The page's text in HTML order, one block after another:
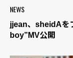
NEWS
jjean、sheidAを
boy”MV公開